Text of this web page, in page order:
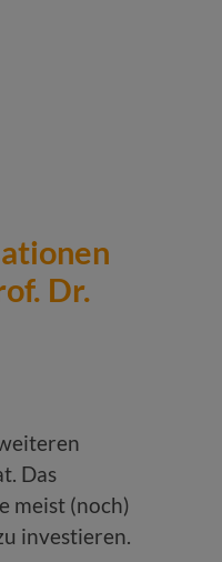
Dr.
Das
meist (noch)
investieren.